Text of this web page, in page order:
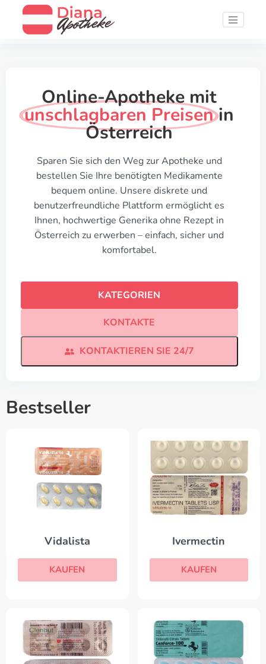
Online-Apotheke mit
unschlagbaren Preisenin
Österreich
Sparen Sie sich den Weg zur Apotheke und
bestellen Sie Ihre benötigten Medikamente
bequem online. Unsere diskrete und
benutzerfreundliche Plattform ermöglicht es
Ihnen, hochwertige Generika ohne Rezept in
Österreich zu erwerben – einfach, sicher und
komfortabel.
KATEGORIEN
KONTAKTE
KONTAKTIEREN SIE 24/7
Bestseller
Vidalista
KAUFEN
Ivermectin
KAUFEN